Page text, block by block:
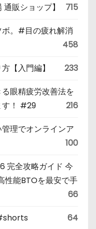
販ショップ】
715
。#目の疲れ解消
458
【入門編】 233
眼精疲労改善法を
す！ #29
216
理でオンラインア
100
完全攻略ガイド 今
性能BTOを最安で手
66
64